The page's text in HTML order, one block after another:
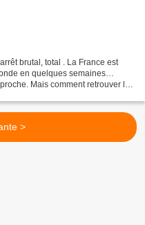
brutal, total . La France est
en quelques semaines…
Mais comment retrouver les
>